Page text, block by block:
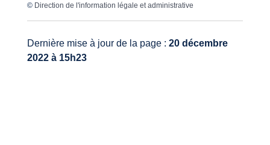
© Direction de l'information légale et administrative
Dernière mise à jour de la page : 20 décembre
2022 à 15h23